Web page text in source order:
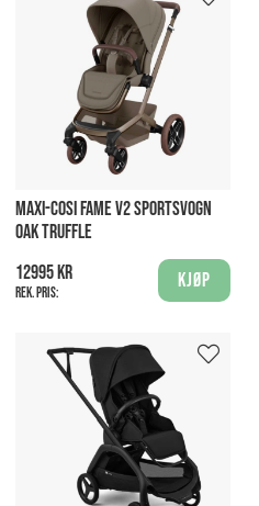
MAXI-COSI FAME V2 SPORTSVOGN
OAK TRUFFLE
12995 kr
Rek. pris:
Kjøp